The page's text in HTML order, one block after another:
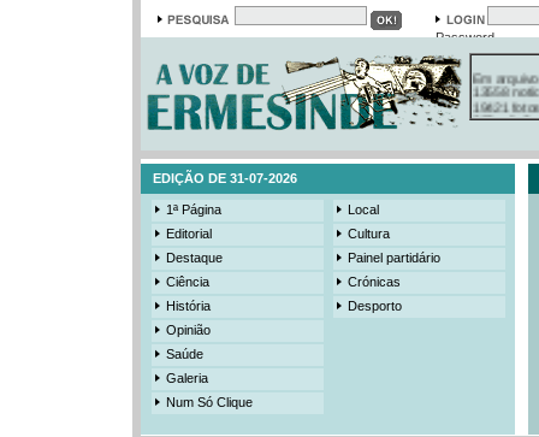
Password
Em arquivo
13558
19421
385
EDIÇÃO DE 31-07-2026
1ª Página
Editorial
Destaque
Ciência
História
Opinião
Saúde
Galeria
Num Só Clique
Local
Cultura
Painel partidário
Crónicas
Desporto